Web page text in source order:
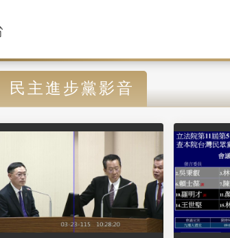
民主進步黨影音